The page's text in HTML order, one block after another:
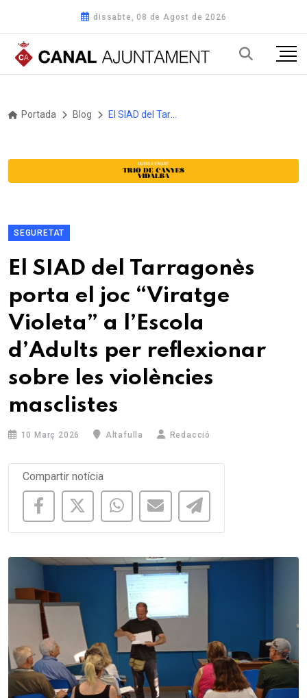
dissabte, 08 de Agost de 2026
Portada Blog
SEGURETAT
El SIAD del Tarragonès
porta el joc “Viratge
Violeta” a l’Escola
d’Adults per reflexionar
sobre les violències
masclistes
10 Març 2026 Altafulla Redacció
Compartir notícia